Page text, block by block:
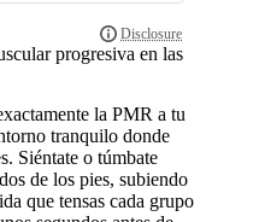
progresiva en las
la PMR a tu
tranquilo donde
Siéntate o túmbate
de los pies, subiendo
que tensas cada grupo